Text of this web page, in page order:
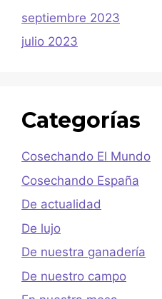
septiembre 2023
julio 2023
Categorías
Cosechando El Mundo
Cosechando España
De actualidad
De lujo
De nuestra ganadería
De nuestro campo